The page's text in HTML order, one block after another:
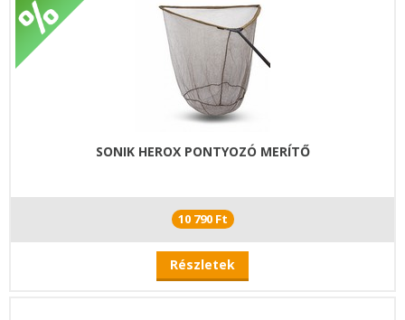
SONIK HEROX PONTYOZÓ MERÍTŐ
10 790 Ft
Részletek